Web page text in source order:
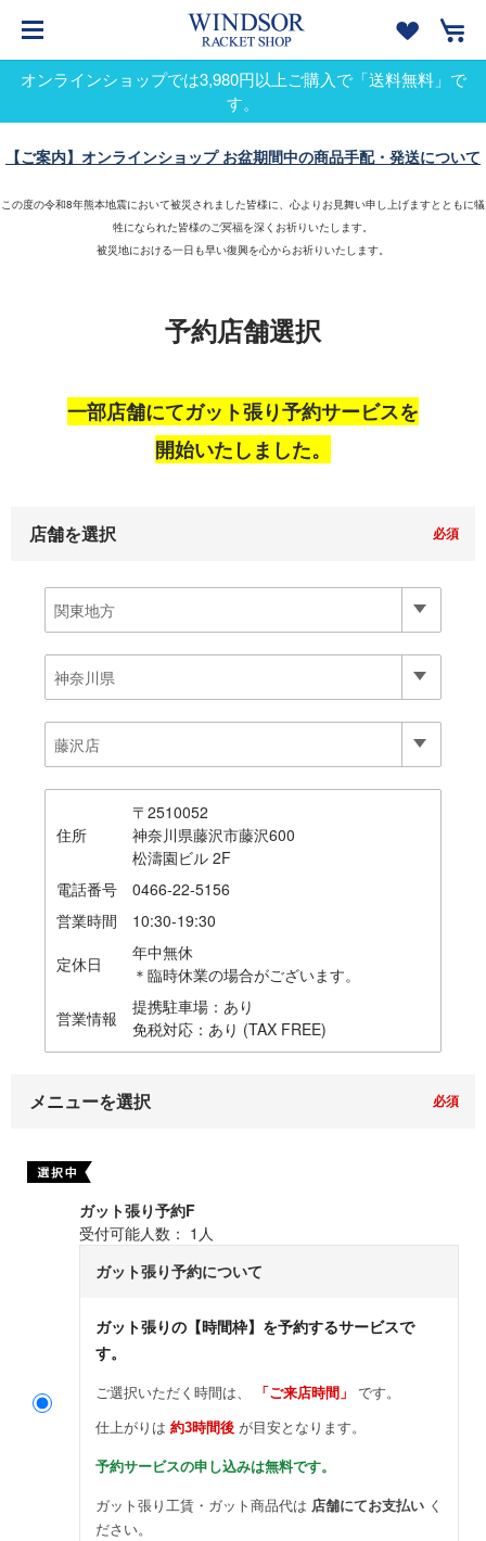
オンラインショップでは3,980円以上ご購入で「送料無料」で
す。
【ご案内】オンラインショップ お盆期間中の商品手配・発送について
この度の令和8年熊本地震において被災されました皆様に、心よりお見舞い申し上げますとともに犠
牲になられた皆様のご冥福を深くお祈りいたします。
被災地における一日も早い復興を心からお祈りいたします。
予約店舗選択
一部店舗にてガット張り予約サービスを
開始いたしました。
店舗を選択
住所
〒2510052
神奈川県藤沢市藤沢600
松濤園ビル 2F
電話番号
0466-22-5156
営業時間
10:30-19:30
定休日
年中無休
＊臨時休業の場合がございます。
営業情報
提携駐車場：あり
免税対応：あり (TAX FREE)
メニューを選択
ガット張り予約F
受付可能人数： 1人
ガット張り予約について
ガット張りの【時間枠】 を予約するサービスで
す。
ご選択いただく時間は、 「ご来店時間」 です。
仕上がりは 約3時間後が目安となります。
予約サービスの申し込みは無料です。
ガット張り工賃・ガット商品代は 店舗にてお支払いく
ださい。